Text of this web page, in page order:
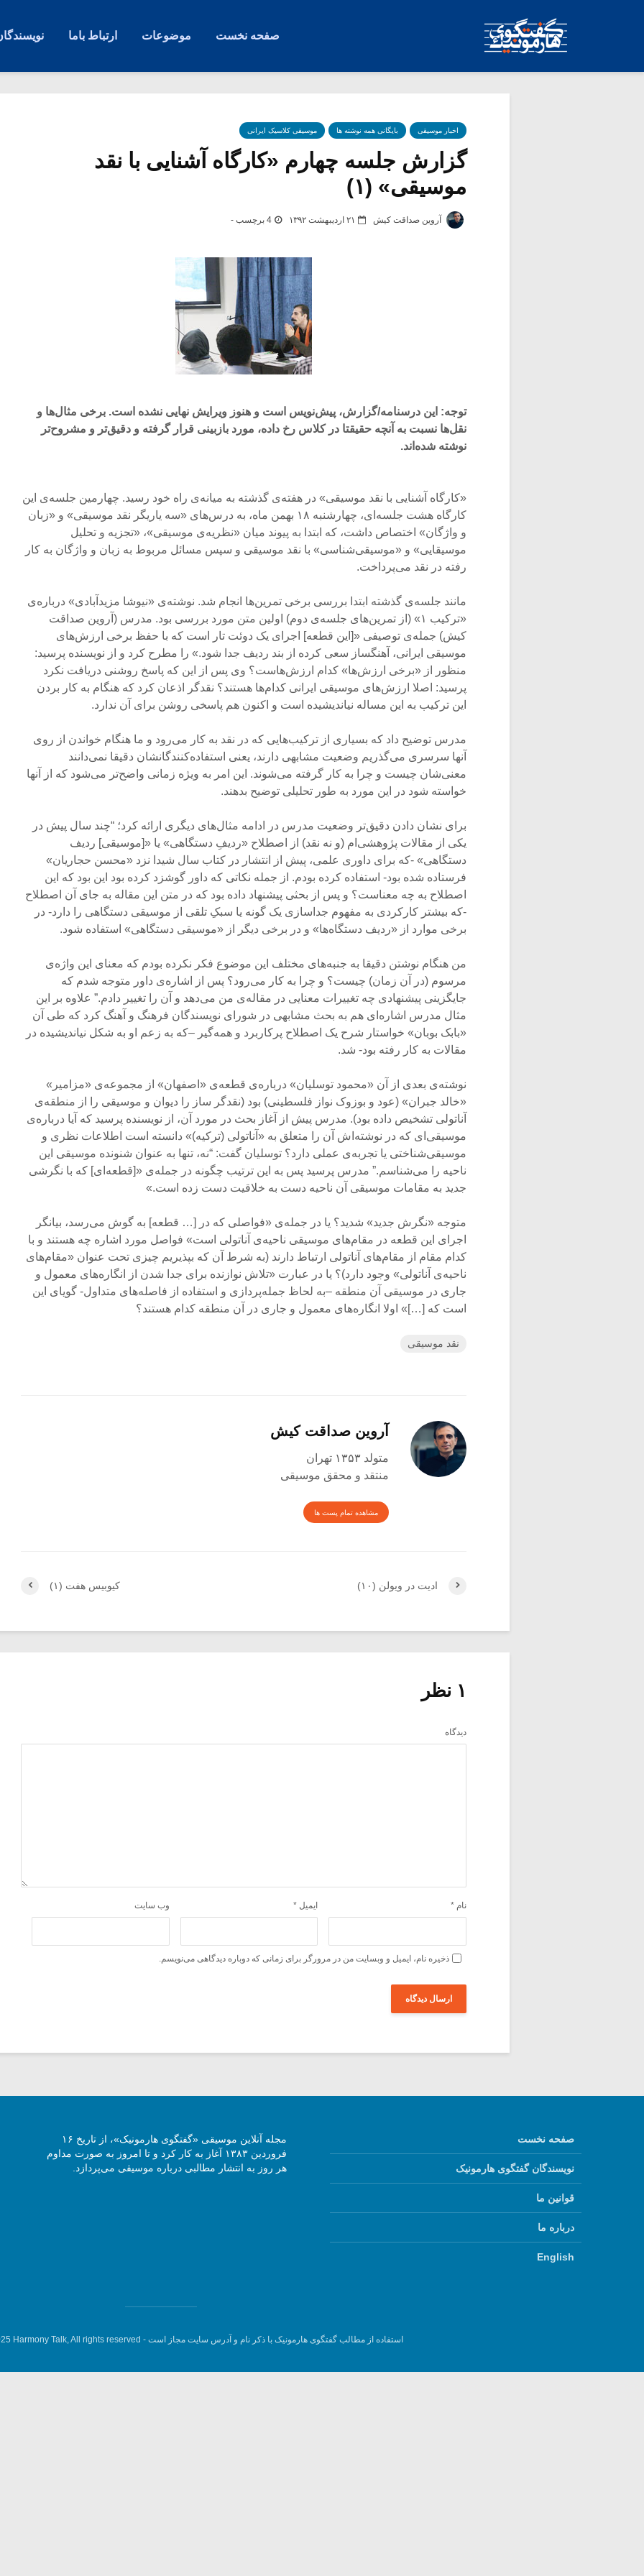
صفحه نخست موضوعات ارتباط باما
اخبار موسیقی بایگانی همه نوشته ها موسیقی کلاسیک ایرانی
گزارش جلسه چهارم «کارگاه آشنایی با نقد
موسیقی» (۱)
آروین صداقت کیش ۲۱ اردیبهشت ۱۳۹۲ 4 برچسب -
توجه: این درسنامه/گزارش، پیش‌نویس است و هنوز ویرایش نهایی نشده است. برخی مثال‌ها و
نقل‌ها نسبت به آنچه حقیقتا در کلاس رخ داده، مورد بازبینی قرار گرفته و دقیق‌تر و مشروح‌تر
نوشته شده‌اند.
«کارگاه آشنایی با نقد موسیقی» در هفته‌ی گذشته به میانه‌ی راه خود رسید. چهارمین جلسه‌ی این
کارگاه هشت جلسه‌ای، چهارشنبه ۱۸ بهمن ماه، به درس‌های «سه یاریگر نقد موسیقی» و «زبان
و واژگان» اختصاص داشت، که ابتدا به پیوند میان «نظریه‌ی موسیقی»، «تجزیه و تحلیل
موسیقایی» و «موسیقی‌شناسی» با نقد موسیقی و سپس مسائل مربوط به زبان و واژگان به کار
رفته در نقد می‌پرداخت.
مانند جلسه‌ی گذشته ابتدا بررسی برخی تمرین‌ها انجام شد. نوشته‌ی «نیوشا مزیدآبادی» درباره‌ی
«ترکیب ۱» (از تمرین‌های جلسه‌ی دوم) اولین متن مورد بررسی بود. مدرس (آروین صداقت
کیش) جمله‌ی توصیفی «[این قطعه] اجرای یک دوئت تار است که با حفظ برخی ارزش‌های
موسیقی ایرانی، آهنگساز سعی کرده از بند ردیف جدا شود.» را مطرح کرد و از نویسنده پرسید:
منظور از «برخی ارزش‌ها» کدام ارزش‌هاست؟ وی پس از این که پاسخ روشنی دریافت نکرد
پرسید: اصلا ارزش‌های موسیقی ایرانی کدام‌ها هستند؟ نقدگر اذعان کرد که هنگام به کار بردن
این ترکیب به این مساله نیاندیشیده است و اکنون هم پاسخی روشن برای آن ندارد.
مدرس توضیح داد که بسیاری از ترکیب‌هایی که در نقد به کار می‌رود و ما هنگام خواندن از روی
آنها سرسری می‌گذریم وضعیت مشابهی دارند، یعنی استفاده‌کنندگانشان دقیقا نمی‌دانند
معنی‌شان چیست و چرا به کار گرفته می‌شوند. این امر به ویژه زمانی واضح‌تر می‌شود که از آنها
خواسته شود در این مورد به طور تحلیلی توضیح بدهند.
برای نشان دادن دقیق‌تر وضعیت مدرس در ادامه مثال‌های دیگری ارائه کرد؛ “چند سال پیش در
یکی از مقالات پژوهشی‌ام (و نه نقد) از اصطلاح «ردیفِ دستگاهی» یا «[موسیقی] ردیف
دستگاهی» -که برای داوری علمی، پیش از انتشار در کتاب سال شیدا نزد «محسن حجاریان»
فرستاده شده بود- استفاده کرده بودم. از جمله نکاتی که داور گوشزد کرده بود این بود که این
اصطلاح به چه معناست؟ و پس از بحثی پیشنهاد داده بود که در متن این مقاله به جای آن اصطلاح
-که بیشتر کارکردی به مفهوم جداسازی یک گونه یا سبکِ تلقی از موسیقی دستگاهی را دارد- در
برخی موارد از «ردیف دستگاه‌ها» و در برخی دیگر از «موسیقی دستگاهی» استفاده شود.
من هنگام نوشتن دقیقا به جنبه‌های مختلف این موضوع فکر نکرده بودم که معنای این واژه‌ی
مرسوم (در آن زمان) چیست؟ و چرا به کار می‌رود؟ پس از اشاره‌ی داور متوجه شدم که
جایگزینی پیشنهادی چه تغییرات معنایی در مقاله‌ی من می‌دهد و آن را تغییر دادم.” علاوه بر این
مثال مدرس اشاره‌ای هم به بحث مشابهی در شورای نویسندگان فرهنگ و آهنگ کرد که طی آن
«بابک بوبان» خواستار شرح یک اصطلاح پرکاربرد و همه‌گیر –که به زعم او به شکل نیاندیشیده در
مقالات به کار رفته بود- شد.
نوشته‌ی بعدی از آن «محمود توسلیان» درباره‌ی قطعه‌ی «اصفهان» از مجموعه‌ی «مزامیر»
«خالد جبران» (عود و بوزوک نواز فلسطینی) بود (نقدگر ساز را دیوان و موسیقی را از منطقه‌ی
آناتولی تشخیص داده بود). مدرس پیش از آغاز بحث در مورد آن، از نویسنده پرسید که آیا درباره‌ی
موسیقی‌ای که در نوشته‌اش آن را متعلق به «آناتولی (ترکیه)» دانسته است اطلاعات نظری و
موسیقی‌شناختی یا تجربه‌ی عملی دارد؟ توسلیان گفت: “نه، تنها به عنوان شنونده موسیقی این
ناحیه را می‌شناسم.” مدرس پرسید پس به این ترتیب چگونه در جمله‌ی «[قطعه‌ای] که با نگرشی
جدید به مقامات موسیقی آن ناحیه دست به خلاقیت دست زده است.»
متوجه «نگرش جدید» شدید؟ یا در جمله‌ی «فواصلی که در [… قطعه] به گوش می‌رسد، بیانگر
اجرای این قطعه در مقام‌های موسیقی ناحیه‌ی آناتولی است» فواصل مورد اشاره‌ چه هستند و با
کدام مقام از مقام‌های آناتولی ارتباط دارند (به شرط آن که بپذیریم چیزی تحت عنوان «مقام‌های
ناحیه‌ی آناتولی» وجود دارد)؟ یا در عبارت «تلاش نوازنده برای جدا شدن از انگاره‌های معمول و
جاری در موسیقی آن منطقه –به لحاظ جمله‌پردازی و استفاده از فاصله‌های متداول- گویای این
است که […]» اولا انگاره‌های معمول و جاری در آن منطقه کدام هستند؟
نقد موسیقی
آروین صداقت کیش
متولد ۱۳۵۳ تهران
منتقد و محقق موسیقی
مشاهده تمام پست ها
کیوبیس هفت (۱) ادیت در ویولن (۱۰)
۱ نظر
دیدگاه
نام * ایمیل * وب‌ سایت
ذخیره نام، ایمیل و وبسایت من در مرورگر برای زمانی که دوباره دیدگاهی می‌نویسم.
صفحه نخست
نویسندگان گفتگوی هارمونیک
قوانین ما
درباره ما
English
مجله آنلاین موسیقی «گفتگوی هارمونیک»، از تاریخ ۱۶
فروردین ۱۳۸۳ آغاز به کار کرد و تا امروز به صورت مداوم
هر روز به انتشار مطالبی درباره موسیقی می‌پردازد.
استفاده از مطالب گفتگوی هارمونیک با ذکر نام و آدرس سایت مجاز است - Harmony Talk, All rights reserved.